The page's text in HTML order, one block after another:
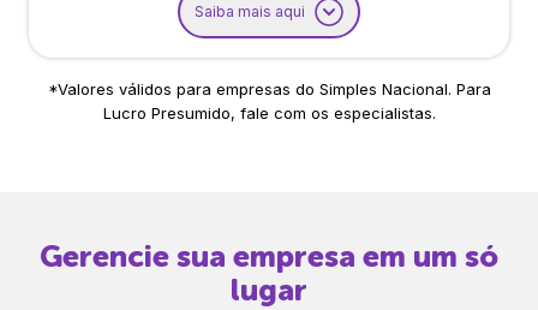
Saiba mais aqui
*Valores válidos para empresas do Simples Nacional. Para
Lucro Presumido, fale com os especialistas.
Gerencie sua empresa em um só
lugar